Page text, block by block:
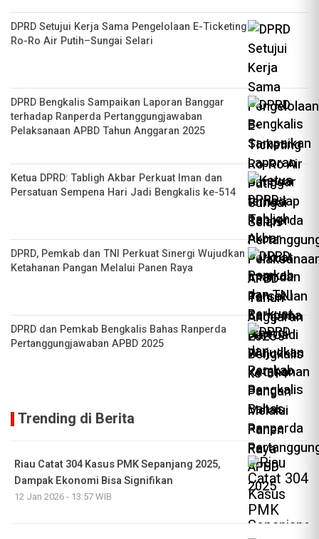
DPRD Setujui Kerja Sama Pengelolaan E-Ticketing
Ro-Ro Air Putih–Sungai Selari
DPRD Bengkalis Sampaikan Laporan Banggar
terhadap Ranperda Pertanggungjawaban
Pelaksanaan APBD Tahun Anggaran 2025
Ketua DPRD: Tabligh Akbar Perkuat Iman dan
Persatuan Sempena Hari Jadi Bengkalis ke-514
DPRD, Pemkab dan TNI Perkuat Sinergi Wujudkan
Ketahanan Pangan Melalui Panen Raya
DPRD dan Pemkab Bengkalis Bahas Ranperda
Pertanggungjawaban APBD 2025
Trending di Berita
Riau Catat 304 Kasus PMK Sepanjang 2025,
Dampak Ekonomi Bisa Signifikan
12 Jan 2026 - 13:57 WIB